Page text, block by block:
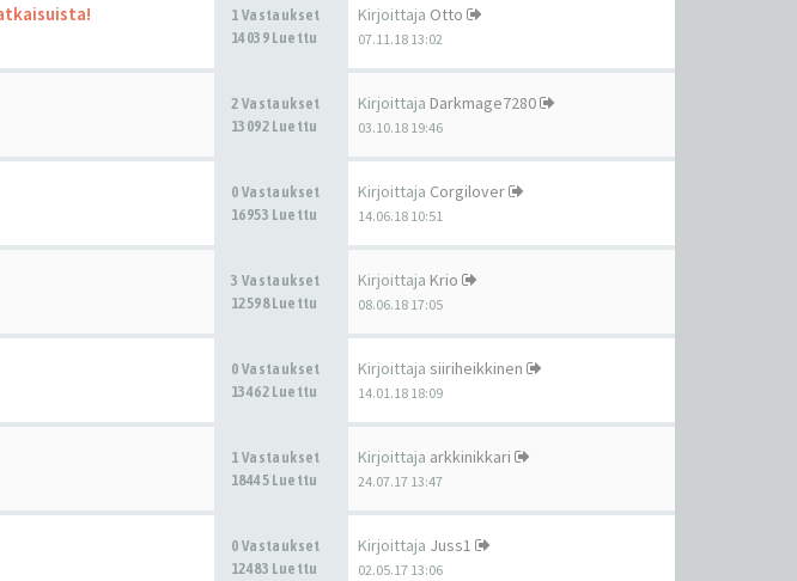
1 Vastaukset
14039 Luettu
Kirjoittaja Otto
07.11.18 13:02
2 Vastaukset
13092 Luettu
Kirjoittaja Darkmage7280
03.10.18 19:46
0 Vastaukset
16953 Luettu
Kirjoittaja Corgilover
14.06.18 10:51
3 Vastaukset
12598 Luettu
Kirjoittaja Krio
08.06.18 17:05
0 Vastaukset
13462 Luettu
Kirjoittaja siiriheikkinen
14.01.18 18:09
1 Vastaukset
18445 Luettu
Kirjoittaja arkkinikkari
24.07.17 13:47
0 Vastaukset
12483 Luettu
Kirjoittaja Juss1
02.05.17 13:06